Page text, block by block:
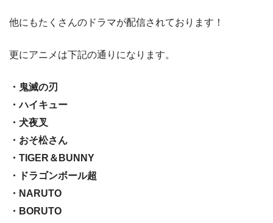
他にもたくさんのドラマが配信されております！
更にアニメは下記の通りになります。
・鬼滅の刃
・ハイキュー
・犬夜叉
・おそ松さん
・TIGER＆BUNNY
・ドラゴンボール超
・NARUTO
・BORUTO